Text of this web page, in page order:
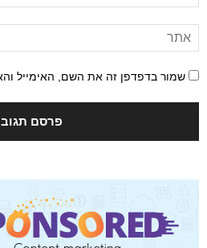
שמור בדפדפן זה את השם, האימייל